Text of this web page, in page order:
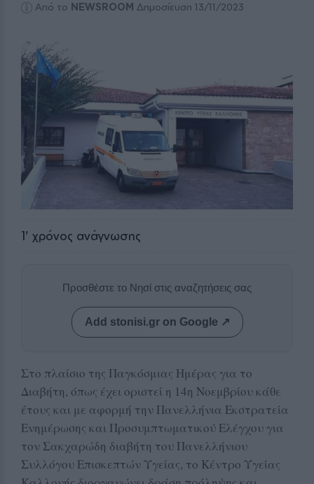
Από το NEWSROOM Δημοσίευση 13/11/2023
1' χρόνος ανάγνωσης
Προσθέστε το Νησί στις αναζητήσεις σας
Add stonisi.gr on Google ↗
Στο πλαίσιο της Παγκόσμιας Ημέρας για το
Διαβήτη, όπως έχει οριστεί η 14η Νοεμβρίου κάθε
έτους και με αφορμή την Πανελλήνια Εκστρατεία
Ενημέρωσης και Προσυμπτωματικού Ελέγχου για
τον Σακχαρώδη διαβήτη του Πανελλήνιου
Συλλόγου Επισκεπτών Υγείας, το Κέντρο Υγείας